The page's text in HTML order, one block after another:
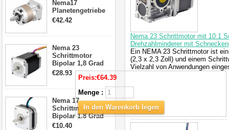
Nema17
Planetengetriebe
5:1 Spiel 15Arc-
€42.42
Nema 23
Schrittmotor
Bipolar 1,8 Grad
2,83Nm 4 A 2,26V
CNC Hybrid-
Schrittmotor mit 8
Anschlüssen
€28.93
Nema 17
Schrittmotor
Bipolar 1.8 Grad
8.7Ncm 1A 3.5V 4
€10.40
Nema 23 Schrittmotor mit 10:1
Drehzahlminderer mit
Ein NEMA 23 Schrittmotor ist
(2,3 x 2,3 Zoll) und einem
Vielzahl von Anwendungen
Preis:€64.39
Menge :
In den Warenkorb legen